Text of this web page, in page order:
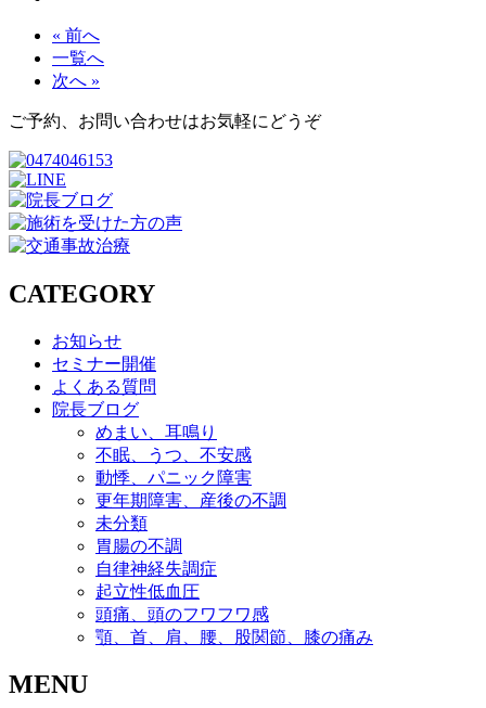
« 前へ
一覧へ
次へ »
ご予約、お問い合わせはお気軽にどうぞ
CATEGORY
お知らせ
セミナー開催
よくある質問
院長ブログ
めまい、耳鳴り
不眠、うつ、不安感
動悸、パニック障害
更年期障害、産後の不調
未分類
胃腸の不調
自律神経失調症
起立性低血圧
頭痛、頭のフワフワ感
顎、首、肩、腰、股関節、膝の痛み
MENU